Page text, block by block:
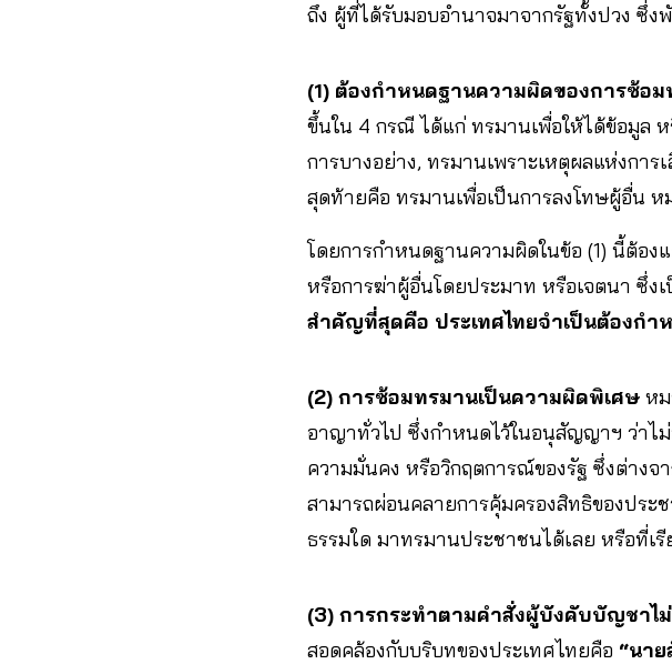
ถึง ผู้ที่ได้รับมอบอำนาจมาจากรัฐทั้งปวง ซึ่
(1) ต้องกำหนดฐานความผิดของการซ้อ
ขึ้นใน 4 กรณี ได้แก่ ทรมานเพื่อให้ได้ข้อมูล
การบางอย่าง, ทรมานเพราะเหตุผลแห่งกา
สุดท้ายคือ ทรมานเพื่อเป็นการลงโทษผู้อื่น ห
โดยการกำหนดฐานความผิดในข้อ (1) นี้ต้อง
หรือการฆ่าผู้อื่นโดยประมาท หรือเจตนา ซึ่
สำคัญที่สุดคือ ประเทศไทยจำเป็นต้องก
(2) การซ้อมทรมานเป็นความผิดพิเศษ ห
อาญาทั่วไป ซึ่งกำหนดไว้ในอนุสัญญาฯ ว่าไ
ความมั่นคง หรือวิกฤตการณ์ของรัฐ ซึ่งต่าง
สามารถผ่อนคลายการคุ้มครองสิทธิของปร
ธรรมใด มาทรมานประชาชนได้เลย หรือที่เรี
(3) การกระทำตามคำสั่งผู้บังคับบัญชา
สอดคล้องกับบริบทของประเทศไทยคือ “นา